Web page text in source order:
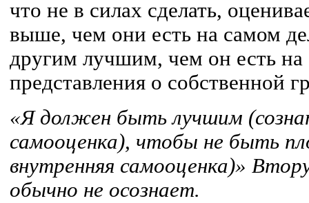
что не в силах сделать,
выше, чем они есть на самом
другим лучшим, чем он есть на
представления о собственной
«Я должен быть лучшим
самооценка), чтобы не быть
внутренняя самооценка)»
обычно не осознает.